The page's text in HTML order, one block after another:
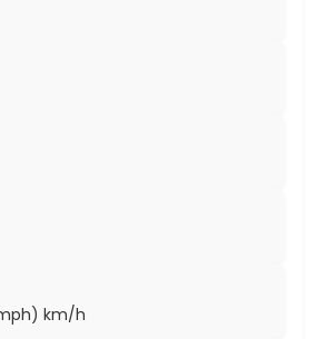
km/h